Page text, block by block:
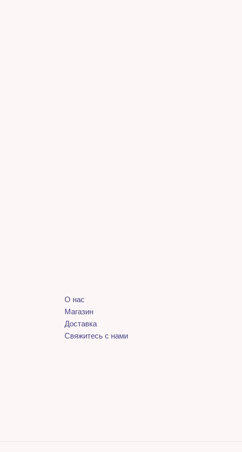
О нас
Магазин
Доставка
Свяжитесь с нами